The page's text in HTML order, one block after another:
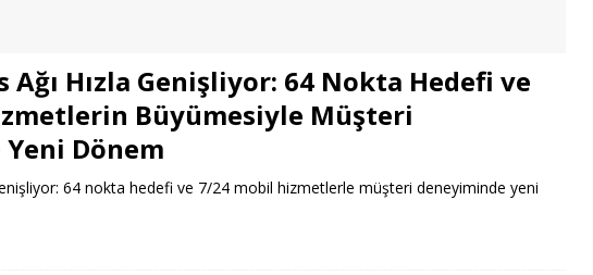
Ağı Hızla Genişliyor: 64 Nokta Hedefi ve
Büyümesiyle Müşteri
Dönem
64 nokta hedefi ve 7/24 mobil hizmetlerle müşteri deneyiminde yeni